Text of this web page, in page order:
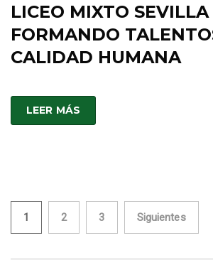
LICEO MIXTO
FORMANDO
CALIDAD HUMANA
LEER MÁS
Paginación
1 2 3 Siguientes